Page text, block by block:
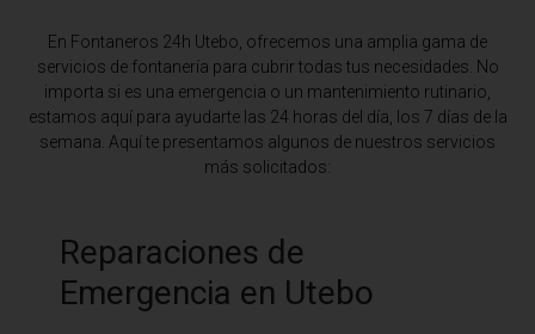
En Fontaneros 24h Utebo, ofrecemos una amplia gama de
servicios de fontanería para cubrir todas tus necesidades. No
importa si es una emergencia o un mantenimiento rutinario,
estamos aquí para ayudarte las 24 horas del día, los 7 días de la
semana. Aquí te presentamos algunos de nuestros servicios
más solicitados:
Reparaciones de
Emergencia en Utebo